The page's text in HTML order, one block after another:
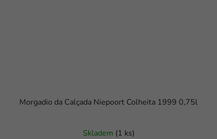
Morgadio da Calçada Niepoort Colheita 1999 0,75l
Skladem (1 ks)